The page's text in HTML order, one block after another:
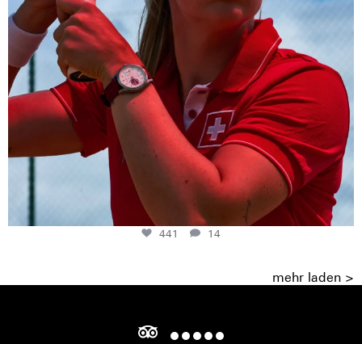
441 14
mehr laden >